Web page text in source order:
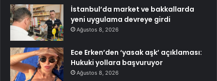
İstanbul’da market ve bakkallarda
yeni uygulama devreye girdi
Ağustos 8, 2026
Ece Erken’den ‘yasak aşk’ açıklaması:
Hukuki yollara başvuruyor
Ağustos 8, 2026